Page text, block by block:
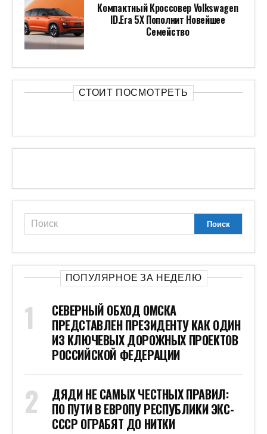
Компактный Кроссовер Volkswagen
ID.Era 5X Пополнит Новейшее
Семейство
СТОИТ ПОСМОТРЕТЬ
ПОПУЛЯРНОЕ ЗА НЕДЕЛЮ
СЕВЕРНЫЙ ОБХОД ОМСКА
ПРЕДСТАВЛЕН ПРЕЗИДЕНТУ КАК ОДИН
ИЗ КЛЮЧЕВЫХ ДОРОЖНЫХ ПРОЕКТОВ
РОССИЙСКОЙ ФЕДЕРАЦИИ
ДЯДИ НЕ САМЫХ ЧЕСТНЫХ ПРАВИЛ:
ПО ПУТИ В ЕВРОПУ РЕСПУБЛИКИ ЭКС-
СССР ОГРАБЯТ ДО НИТКИ